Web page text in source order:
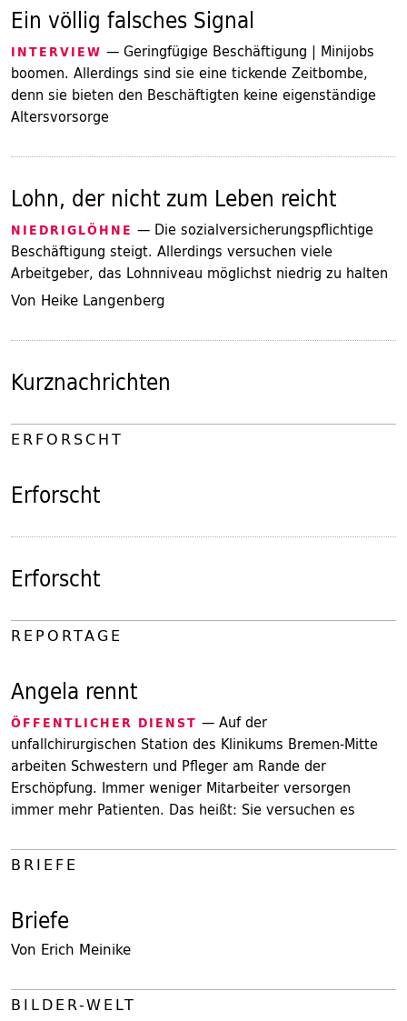
Ein völlig falsches Signal
INTERVIEW — Geringfügige Beschäftigung | Minijobs
boomen. Allerdings sind sie eine tickende Zeitbombe,
denn sie bieten den Beschäftigten keine eigenständige
Altersvorsorge
Lohn, der nicht zum Leben reicht
NIEDRIGLÖHNE — Die sozialversicherungspflichtige
Beschäftigung steigt. Allerdings versuchen viele
Arbeitgeber, das Lohnniveau möglichst niedrig zu halten
Von Heike Langenberg
Kurznachrichten
ERFORSCHT
Erforscht
Erforscht
REPORTAGE
Angela rennt
ÖFFENTLICHER DIENST — Auf der
unfallchirurgischen Station des Klinikums Bremen-Mitte
arbeiten Schwestern und Pfleger am Rande der
Erschöpfung. Immer weniger Mitarbeiter versorgen
immer mehr Patienten. Das heißt: Sie versuchen es
BRIEFE
Briefe
Von Erich Meinike
BILDER-WELT